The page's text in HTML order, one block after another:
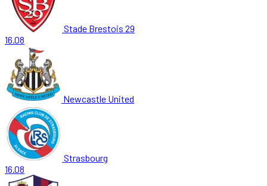
Stade Brestois 29
16.08
Newcastle United
Strasbourg
16.08